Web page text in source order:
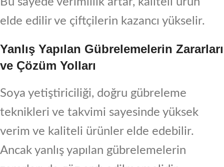
elde edilir ve çiftçilerin kazancı yükselir.
Yanlış Yapılan Gübrelemelerin Zararları
ve Çözüm Yolları
Soya yetiştiriciliği, doğru gübreleme
teknikleri ve takvimi sayesinde yüksek
verim ve kaliteli ürünler elde edebilir.
Ancak yanlış yapılan gübrelemelerin